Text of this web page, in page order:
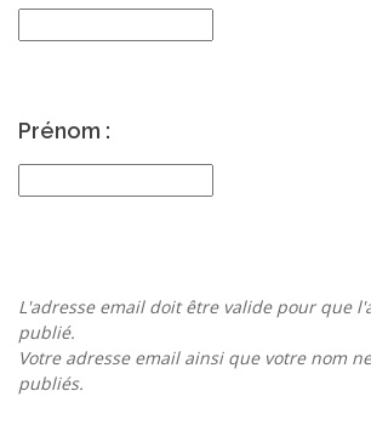
Prénom :
L'adresse email doit être valide pour que
publié.
Votre adresse email ainsi que votre nom
publiés.